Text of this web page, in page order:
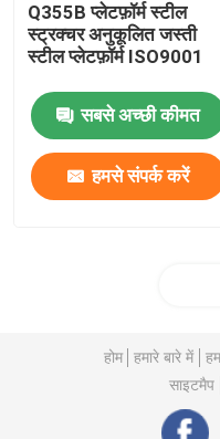
Q355B प्लेटफ़ॉर्म स्टील
स्ट्रक्चर अनुकूलित जस्ती
स्टील प्लेटफ़ॉर्म ISO9001
सबसे अच्छी कीमत
हमसे संपर्क करें
होम हमारे बारे में
साइटमैप